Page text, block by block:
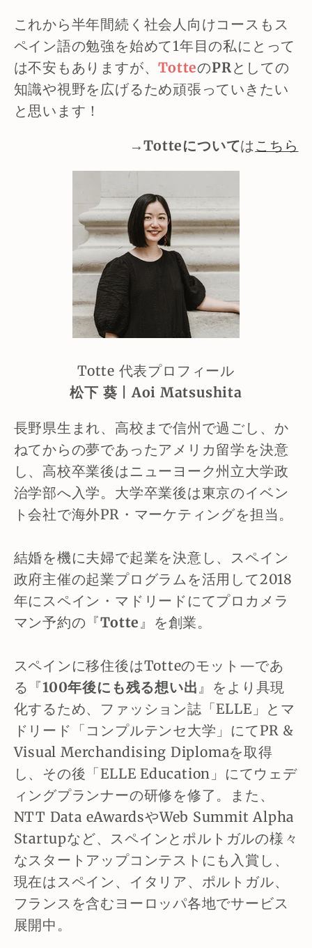
これから半年間続く社会人向けコースもス
ペイン語の勉強を始めて1年目の私にとって
は不安もありますが、TotteのPRとしての
知識や視野を広げるため頑張っていきたい
と思います！
→Totteについてはこちら
Totte 代表プロフィール
松下 葵 | Aoi Matsushita
長野県生まれ、高校まで信州で過ごし、か
ねてからの夢であったアメリカ留学を決意
し、高校卒業後はニューヨーク州立⼤学政
治学部へ入学。大学卒業後は東京のイベン
ト会社で海外PR・マーケティングを担当。
結婚を機に夫婦で起業を決意し、スペイン
政府主催の起業プログラムを活用して2018
年にスペイン・マドリードにてプロカメラ
マン予約の『Totte 』を創業。
スペインに移住後はTotteのモット―であ
る『100年後にも残る想い出 』をより具現
化するため、ファッション誌「ELLE」とマ
ドリード「コンプルテンセ大学」にてPR &
Visual Merchandising Diplomaを取得
し、その後「ELLE Education」にてウェデ
ィングプランナーの研修を修了。また、
NTT Data eAwardsやWeb Summit Alpha
Startupなど、スペインとポルトガルの様々
なスタートアップコンテストにも入賞し、
現在はスペイン、イタリア、ポルトガル、
フランスを含むヨーロッパ各地でサービス
展開中。